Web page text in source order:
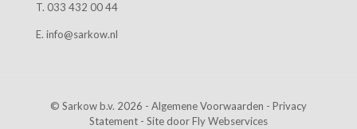
T. 033 432 00 44
E. info@sarkow.nl
© Sarkow b.v. 2026 - Algemene Voorwaarden - Privacy
Statement - Site doorFly Webservices